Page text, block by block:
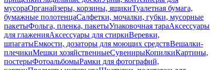
мусораОрганайзеры, корзины, ящикиТуалетная бумага,
бумажные полотенцаСалфетки, мочалки, губки, мусорные
пакетыФольга, пленка, пакетыУпаковочная тараАксессуары
для глаженияАксессуары для стиркиВеревки,
шпагатыЕмкости, дозаторы для моющих средствВешалки-
плечикиМешки хозяйственныеСувенирыКопилкиКартины,
постерыФотоальбомыРамки для фотографий,